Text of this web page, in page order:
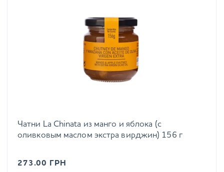
Чатни La Chinata из манго и яблока (с
оливковым маслом экстра вирджин) 156 г
273.00 ГРН